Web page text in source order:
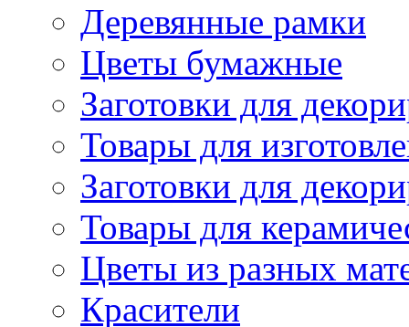
Деревянные рамки
Цветы бумажные
Заготовки для
Товары для
Заготовки для
Товары для
Цветы из разных
Красители